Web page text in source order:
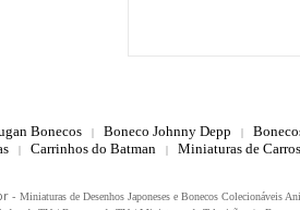
Bonecos | Boneco Johnny Depp |
| Carrinhos do Batman | Miniaturas de
- Miniaturas de Desenhos Japoneses e Bonecos Colecionáveis